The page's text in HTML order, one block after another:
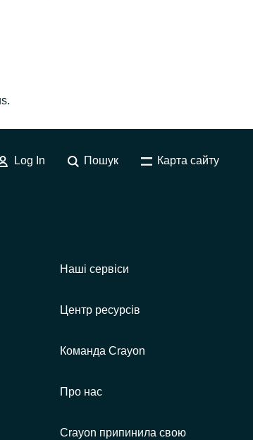
Log In Пошук Карта сайту
Наші сервіси
Центр ресурсів
Команда Crayon
Про нас
Crayon припинила свою